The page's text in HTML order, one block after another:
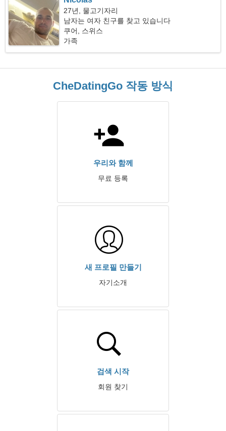
27년, 물고기자리
남자는 여자 친구를 찾고 있습니다
쿠어, 스위스
가족
CheDatingGo 작동 방식
우리와 함께
무료 등록
새 프로필 만들기
자기소개
검색 시작
회원 찾기